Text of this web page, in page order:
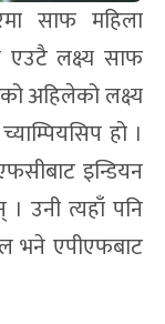
साफ महिला
एउटै लक्ष्य साफ
अहिलेको लक्ष्य
हो ।
इन्डियन
उनी त्यहाँ पनि
भने एपीएफबाट